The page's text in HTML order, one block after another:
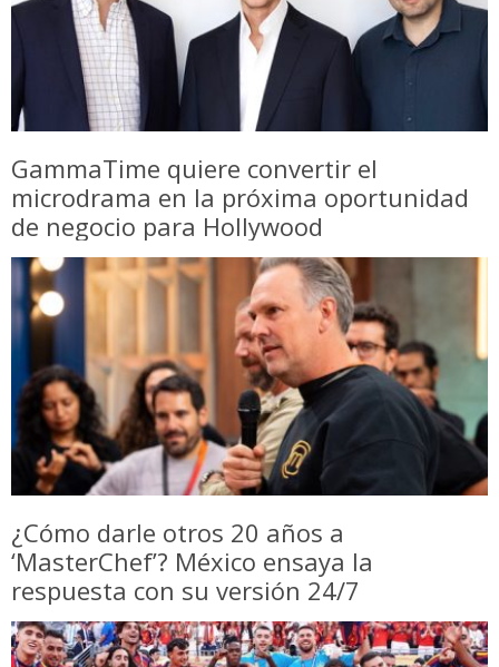
GammaTime quiere convertir el
microdrama en la próxima oportunidad
de negocio para Hollywood
¿Cómo darle otros 20 años a
‘MasterChef’? México ensaya la
respuesta con su versión 24/7